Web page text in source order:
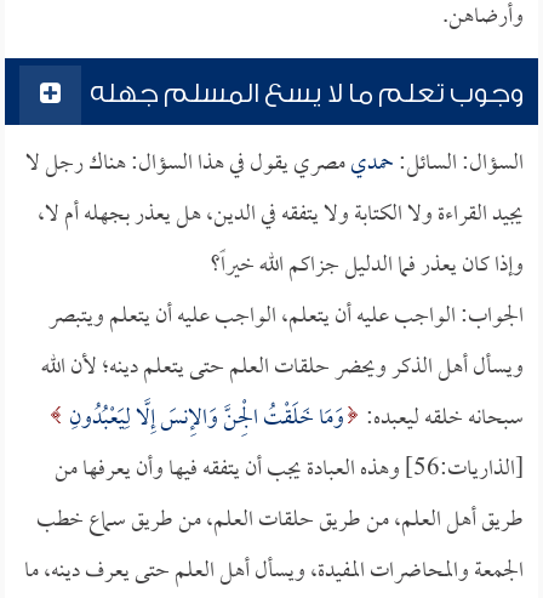
وأرضاهن.
وجوب تعلم ما لا يسع المسلم جهله
السؤال: السائل:حمديمصري يقول في هذا السؤال: هناك رجل لا
يجيد القراءة ولا الكتابة ولا يتفقه في الدين، هل يعذر بجهله أم لا،
وإذا كان يعذر فما الدليل جزاكم الله خيراً؟
الجواب: الواجب عليه أن يتعلم، الواجب عليه أن يتعلم ويتبصر
ويسأل أهل الذكر ويحضر حلقات العلم حتى يتعلم دينه؛ لأن الله
سبحانه خلقه ليعبده: وَمَا خَلَقْتُ الْجِنَّ وَالإِنسَ إِلَّا لِيَعْبُدُونِ
[الذاريات:56] وهذه العبادة يجب أن يتفقه فيها وأن يعرفها من
طريق أهل العلم، من طريق حلقات العلم، من طريق سماع خطب
الجمعة والمحاضرات المفيدة، ويسأل أهل العلم حتى يعرف دينه، ما